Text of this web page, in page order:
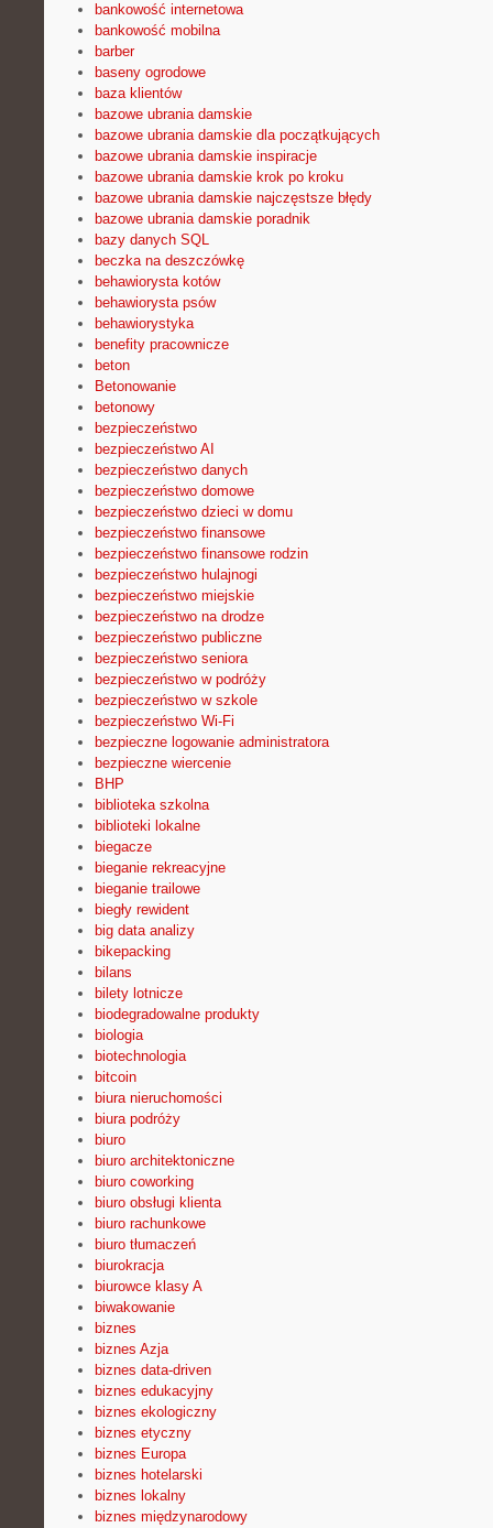
bankowość internetowa
bankowość mobilna
barber
baseny ogrodowe
baza klientów
bazowe ubrania damskie
bazowe ubrania damskie dla początkujących
bazowe ubrania damskie inspiracje
bazowe ubrania damskie krok po kroku
bazowe ubrania damskie najczęstsze błędy
bazowe ubrania damskie poradnik
bazy danych SQL
beczka na deszczówkę
behawiorysta kotów
behawiorysta psów
behawiorystyka
benefity pracownicze
beton
Betonowanie
betonowy
bezpieczeństwo
bezpieczeństwo AI
bezpieczeństwo danych
bezpieczeństwo domowe
bezpieczeństwo dzieci w domu
bezpieczeństwo finansowe
bezpieczeństwo finansowe rodzin
bezpieczeństwo hulajnogi
bezpieczeństwo miejskie
bezpieczeństwo na drodze
bezpieczeństwo publiczne
bezpieczeństwo seniora
bezpieczeństwo w podróży
bezpieczeństwo w szkole
bezpieczeństwo Wi-Fi
bezpieczne logowanie administratora
bezpieczne wiercenie
BHP
biblioteka szkolna
biblioteki lokalne
biegacze
bieganie rekreacyjne
bieganie trailowe
biegły rewident
big data analizy
bikepacking
bilans
bilety lotnicze
biodegradowalne produkty
biologia
biotechnologia
bitcoin
biura nieruchomości
biura podróży
biuro
biuro architektoniczne
biuro coworking
biuro obsługi klienta
biuro rachunkowe
biuro tłumaczeń
biurokracja
biurowce klasy A
biwakowanie
biznes
biznes Azja
biznes data-driven
biznes edukacyjny
biznes ekologiczny
biznes etyczny
biznes Europa
biznes hotelarski
biznes lokalny
biznes międzynarodowy